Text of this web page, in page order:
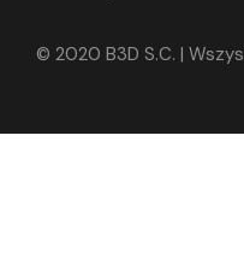
© 2020 B3D S.C. |